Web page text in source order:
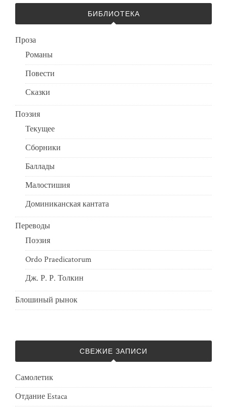
БИБЛИОТЕКА
Проза
Романы
Повести
Сказки
Поэзия
Текущее
Сборники
Баллады
Малостишия
Доминиканская кантата
Переводы
Поэзия
Ordo Praedicatorum
Дж. Р. Р. Толкин
Блошиный рынок
СВЕЖИЕ ЗАПИСИ
Самолетик
Отдание Estaca